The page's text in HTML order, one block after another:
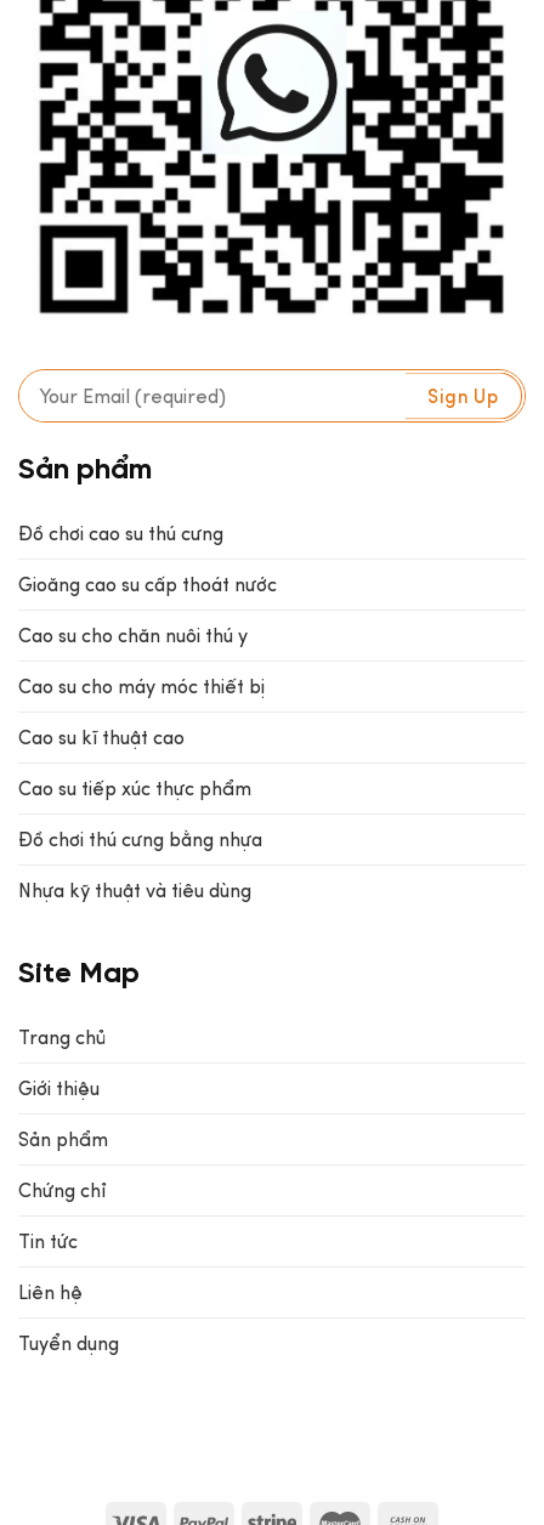
Sản phẩm
Đồ chơi cao su thú cưng
Gioăng cao su cấp thoát nước
Cao su cho chăn nuôi thú y
Cao su cho máy móc thiết bị
Cao su kĩ thuật cao
Cao su tiếp xúc thực phẩm
Đồ chơi thú cưng bằng nhựa
Nhựa kỹ thuật và tiêu dùng
Site Map
Trang chủ
Giới thiệu
Sản phẩm
Chứng chỉ
Tin tức
Liên hệ
Tuyển dụng